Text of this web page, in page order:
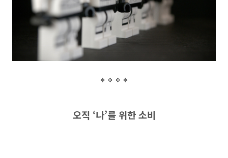
오직 ‘나’를 위한 소비